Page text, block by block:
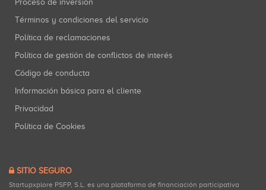
Canguro Inversiones
DCN
Inversiones: 1
Proceso de inversión
Términos y condiciones del servicio
Política de reclamaciones
Política de gestión de conflictos de interés
Código de conducta
Información básica para el cliente
Privacidad
Política de Cookies
SITIO SEGURO
Startupxplore PSFP, S.L. es una plataforma de financiación participativa